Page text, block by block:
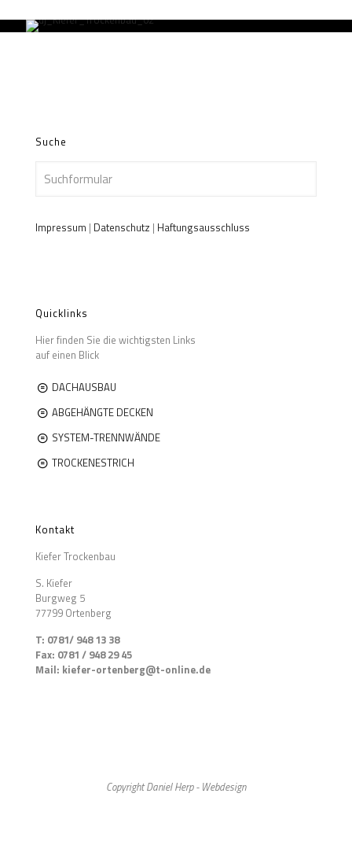
Suche
Impressum | Datenschutz | Haftungsausschluss
Quicklinks
Hier finden Sie die wichtigsten Links
auf einen Blick
DACHAUSBAU
ABGEHÄNGTE DECKEN
SYSTEM-TRENNWÄNDE
TROCKENESTRICH
Kontakt
Kiefer Trockenbau
S. Kiefer
Burgweg 5
77799 Ortenberg
T: 0781/ 948 13 38
Fax: 0781 / 948 29 45
Mail: kiefer-ortenberg@t-online.de
Copyright Daniel Herp - Webdesign